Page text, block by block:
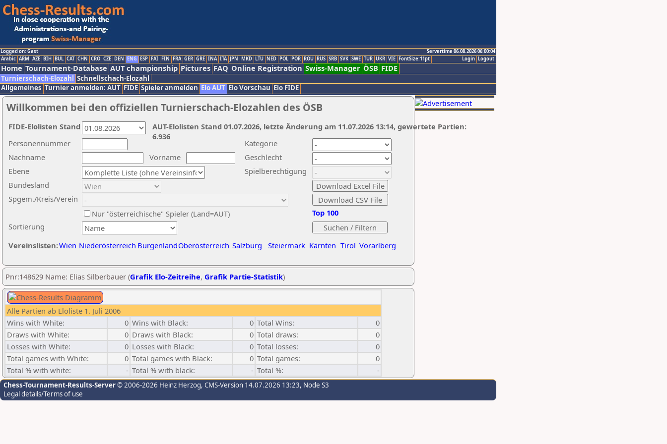
Logged on: Gast
Servertime 06.08.2026 06:00:04
Logout
Login
Arabic ARM AZE BIH BUL CAT CHN CRO CZE DEN ENG ESP FAI FIN FRA GER GRE INA ITA JPN MKD LTU NED POL POR ROU RUS SRB SVK SWE TUR UKR VIE FontSize:11pt
Home Tournament-Database AUT championship Pictures FAQ Online Registration Swiss-Manager ÖSB FIDE
Turnierschach-Elozahl Schnellschach-Elozahl
Allgemeines Turnier anmelden: AUT FIDE Spieler anmelden Elo AUT Elo Vorschau Elo FIDE
Willkommen bei den offiziellen Turnierschach-Elozahlen des ÖSB
Nachname
Vorname
Ebene
Kategorie
Sortierung
Personennummer
Bundesland
Spgem./Kreis/Verein
Geschlecht
Nur "österreichische" Spieler (Land=AUT)
Spielberechtigung
Vereinslisten:Wien Niederösterreich BurgenlandOberösterreich Salzburg Steiermark Kärnten Tirol Vorarlberg
Top 100
AUT-Elolisten Stand 01.07.2026, letzte Änderung am 11.07.2026 13:14, gewertete Partien:
6.936
FIDE-Elolisten Stand
Pnr:148629 Name: Elias Silberbauer (Grafik Elo-Zeitreihe, Grafik Partie-Statistik)
Alle Partien ab Eloliste 1. Juli 2006
Wins with White:
0 Wins with Black: 0 Total Wins:
0
Draws with White:
0 Draws with Black: 0 Total draws:
0
Losses with White:
0 Losses with Black: 0 Total losses:
0
Total games with White:
0 Total games with Black: 0 Total games:
0
Total % with white:
- Total % with black: - Total %: -
Chess-Tournament-Results-Server© 2006-2026 Heinz Herzog, CMS-Version 14.07.2026 13:23, Node S3
Legal details/Terms of use